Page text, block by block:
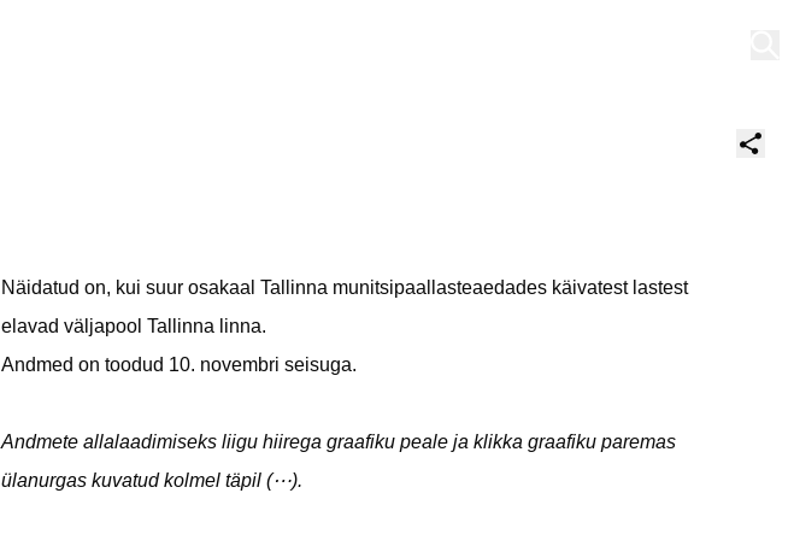
Näidatud on, kui suur osakaal Tallinna munitsipaallasteaedades käivatest lastest
elavad väljapool Tallinna linna.
Andmed on toodud 10. novembri seisuga.
Andmete allalaadimiseks liigu hiirega graafiku peale ja klikka graafiku paremas
ülanurgas kuvatud kolmel täpil (⋯).